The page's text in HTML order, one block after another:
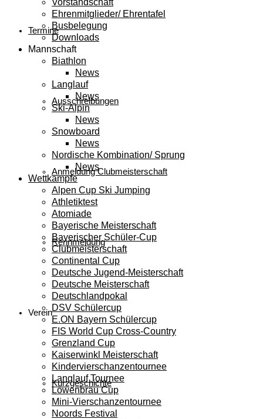
Termine
Ausschreibungen
Anmeldung Clubmeisterschaft
Rennmeldung
Verein
Kurzgeschichte
Vorstandschaft
Ehrenmitglieder/ Ehrentafel
Busbelegung
Downloads
Mannschaft
Biathlon
News
Langlauf
News
Ski-Alpin
News
Snowboard
News
Nordische Kombination/ Sprung
News
Wettkämpfe
Alpen Cup Ski Jumping
Athletiktest
Atomiade
Bayerische Meisterschaft
Bayerischer Schüler-Cup
Clubmeisterschaft
Continental Cup
Deutsche Jugend-Meisterschaft
Deutsche Meisterschaft
Deutschlandpokal
DSV Schülercup
E.ON Bayern Schülercup
FIS World Cup Cross-Country
Grenzland Cup
Kaiserwinkl Meisterschaft
Kindervierschanzentournee
Langlauf Tournee
Löwenbräu Cup
Mini-Vierschanzentournee
Noords Festival